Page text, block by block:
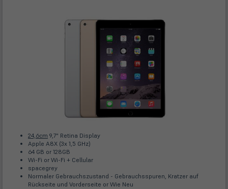
24,6cm 9,7" Retina Display
Apple A8X (3x 1,5 GHz)
64 GB or 128GB
Wi-Fi or Wi-Fi + Cellular
spacegrey
Normaler Gebrauchszustand - Gebrauchsspuren, Kratzer auf
Rückseite und Vorderseite or Wie Neu